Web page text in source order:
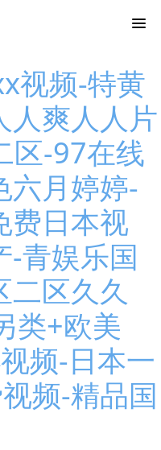
视频-特黄
人爽人人片
区-97在线
六月婷婷-
费日本视
-青娱乐国
二区久久
类+欧美
频-日本一
频-精品国